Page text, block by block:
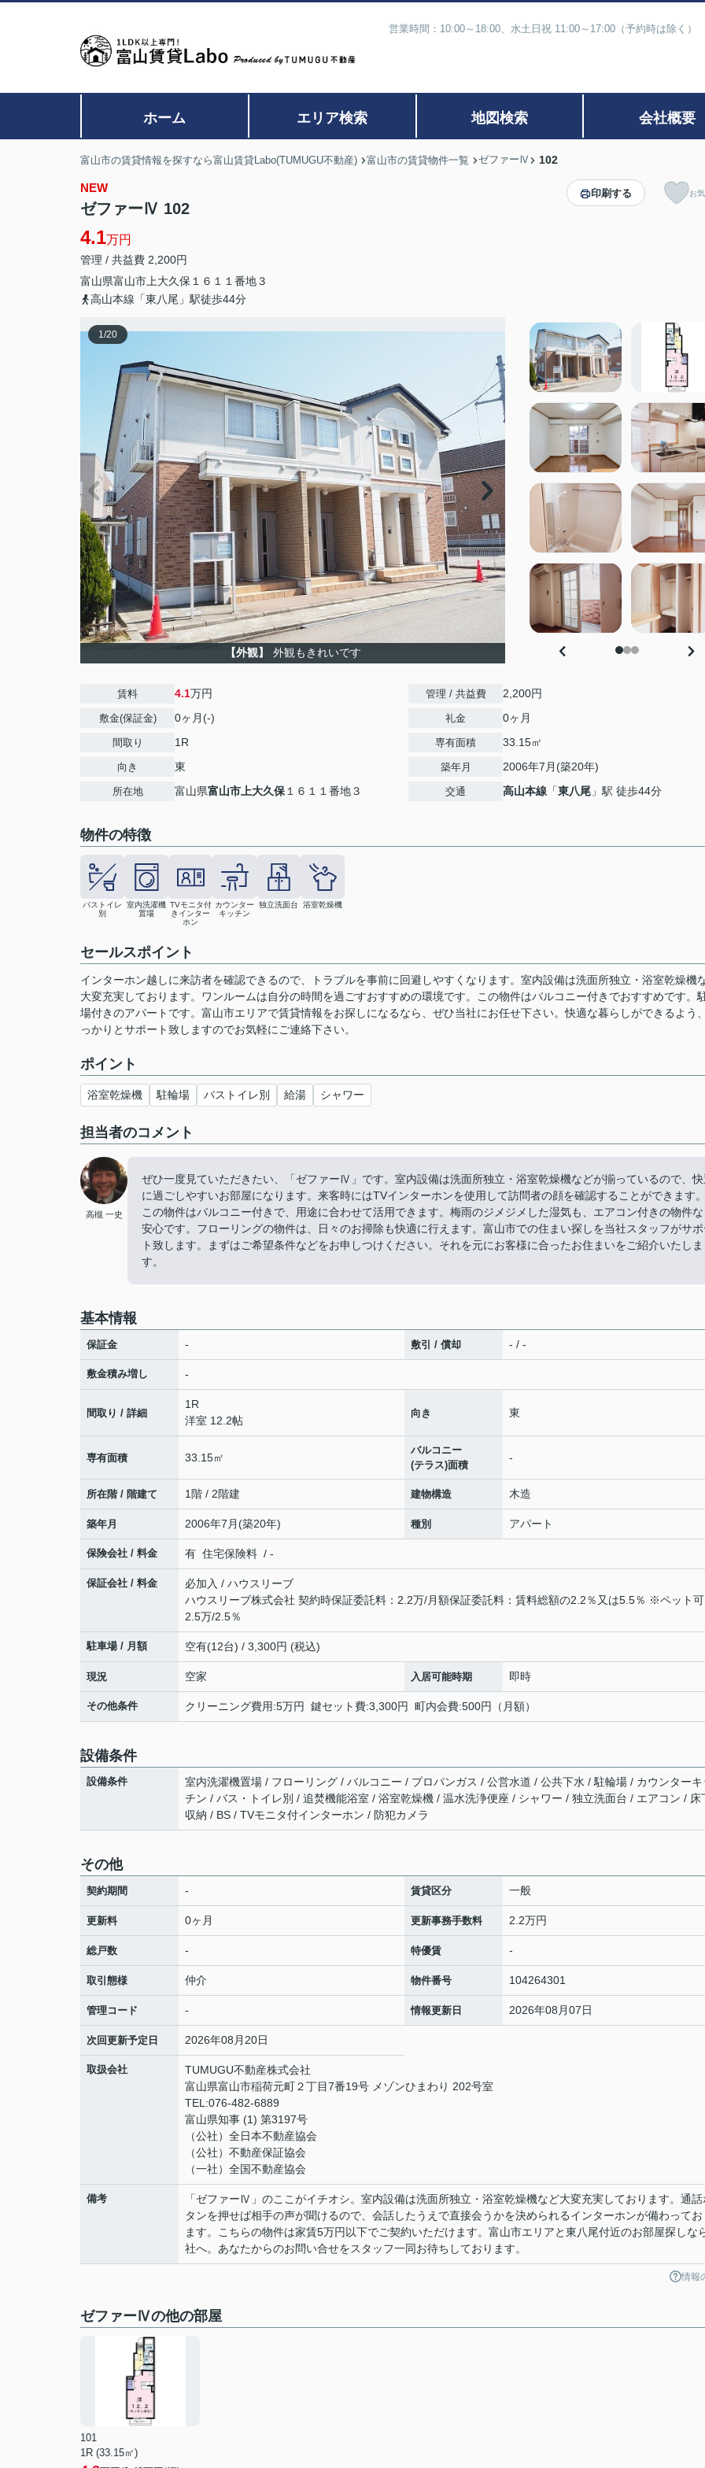
営業時間：10:00～18:00、水土日祝 11:00～17:00（予約時は除く
ホーム エリア検索 地図検索 会社概要
富山市の賃貸情報を探すなら富山賃貸Labo(TUMUGU不動産) 富山市の賃貸物件一覧 ゼファーⅣ 102
NEW
ゼファーⅣ 102
4.1万円
管理 / 共益費 2,200円
富山県富山市 上大久保 １６１１番地３
高山本線「東八尾」駅徒歩44分
印刷する お
1/20
【外観】 外観もきれいです
賃料 4.1万円
敷金(保証金) 0ヶ月(-)
間取り 1R
向き 東
所在地 富山県富山市 上大久保 １６１１番地３
管理 / 共益費 2,200円
礼金 0ヶ月
専有面積 33.15㎡
築年月 2006年7月(築20年)
交通 高山本線 「東八尾 」駅 徒歩44分
物件の特徴
バストイレ
別
室内洗濯機
置場
TVモニタ付
きインター
ホン
カウンター
キッチン
独立洗面台 浴室乾燥機
セールスポイント
インターホン越しに来訪者を確認できるので、トラブルを事前に回避しやすくなります。室内設備は洗面所独立・浴室乾燥機
大変充実しております。ワンルームは自分の時間を過ごすおすすめの環境です。この物件はバルコニー付きでおすすめです。
場付きのアパートです。富山市エリアで賃貸情報をお探しになるなら、ぜひ当社にお任せ下さい。快適な暮らしができるよう
っかりとサポート致しますのでお気軽にご連絡下さい。
ポイント
浴室乾燥機 駐輪場 バストイレ別 給湯 シャワー
担当者のコメント
高槻 一史
ぜひ一度見ていただきたい、「ゼファーⅣ」です。室内設備は洗面所独立・浴室乾燥機などが揃っているので、
に過ごしやすいお部屋になります。来客時にはTVインターホンを使用して訪問者の顔を確認することができます
この物件はバルコニー付きで、用途に合わせて活用できます。梅雨のジメジメした湿気も、エアコン付きの物件
安心です。フローリングの物件は、日々のお掃除も快適に行えます。富山市での住まい探しを当社スタッフがサ
ト致します。まずはご希望条件などをお申しつけください。それを元にお客様に合ったお住まいをご紹介いたしま
す。
基本情報
保証金 - 敷引 / 償却 - / -
敷金積み増し -
間取り / 詳細
1R
洋室 12.2帖
向き 東
専有面積 33.15㎡
バルコニー
(テラス)面積
-
所在階 / 階建て 1階 / 2階建 建物構造 木造
築年月 2006年7月(築20年) 種別 アパート
保険会社 / 料金 有 住宅保険料 / -
保証会社 / 料金
必加入 / ハウスリーブ
ハウスリーブ株式会社 契約時保証委託料：2.2万/月額保証委託料：賃料総額の2.2％又は5.5％ ※ペット
2.5万/2.5％
駐車場 / 月額 空有(12台) / 3,300円 (税込)
現況 空家 入居可能時期 即時
その他条件 クリーニング費用:5万円 鍵セット費:3,300円 町内会費:500円（月額）
設備条件
設備条件
室内洗濯機置場 / フローリング / バルコニー / プロパンガス / 公営水道 / 公共下水 / 駐輪場 / カウンターキ
チン / バス・トイレ別 / 追焚機能浴室 / 浴室乾燥機 / 温水洗浄便座 / シャワー / 独立洗面台 / エアコン / 床
収納 / BS / TVモニタ付インターホン / 防犯カメラ
その他
契約期間 - 賃貸区分 一般
更新料 0ヶ月 更新事務手数料 2.2万円
総戸数 - 特優賃 -
取引態様 仲介 物件番号 104264301
管理コード - 情報更新日 2026年08月07日
次回更新予定日 2026年08月20日
取扱会社
TUMUGU不動産株式会社
富山県富山市稲荷元町２丁目7番19号 メゾンひまわり 202号室
TEL:076-482-6889
富山県知事 (1) 第3197号
（公社）全日本不動産協会
（公社）不動産保証協会
（一社）全国不動産協会
備考
「ゼファーⅣ」のここがイチオシ。室内設備は洗面所独立・浴室乾燥機など大変充実しております。通話
タンを押せば相手の声が聞けるので、会話したうえで直接会うかを決められるインターホンが備わってお
ます。こちらの物件は家賃5万円以下でご契約いただけます。富山市エリアと東八尾付近のお部屋探しな
社へ。あなたからのお問い合せをスタッフ一同お待ちしております。
情報
ゼファーⅣの他の部屋
101
1R (33.15㎡)